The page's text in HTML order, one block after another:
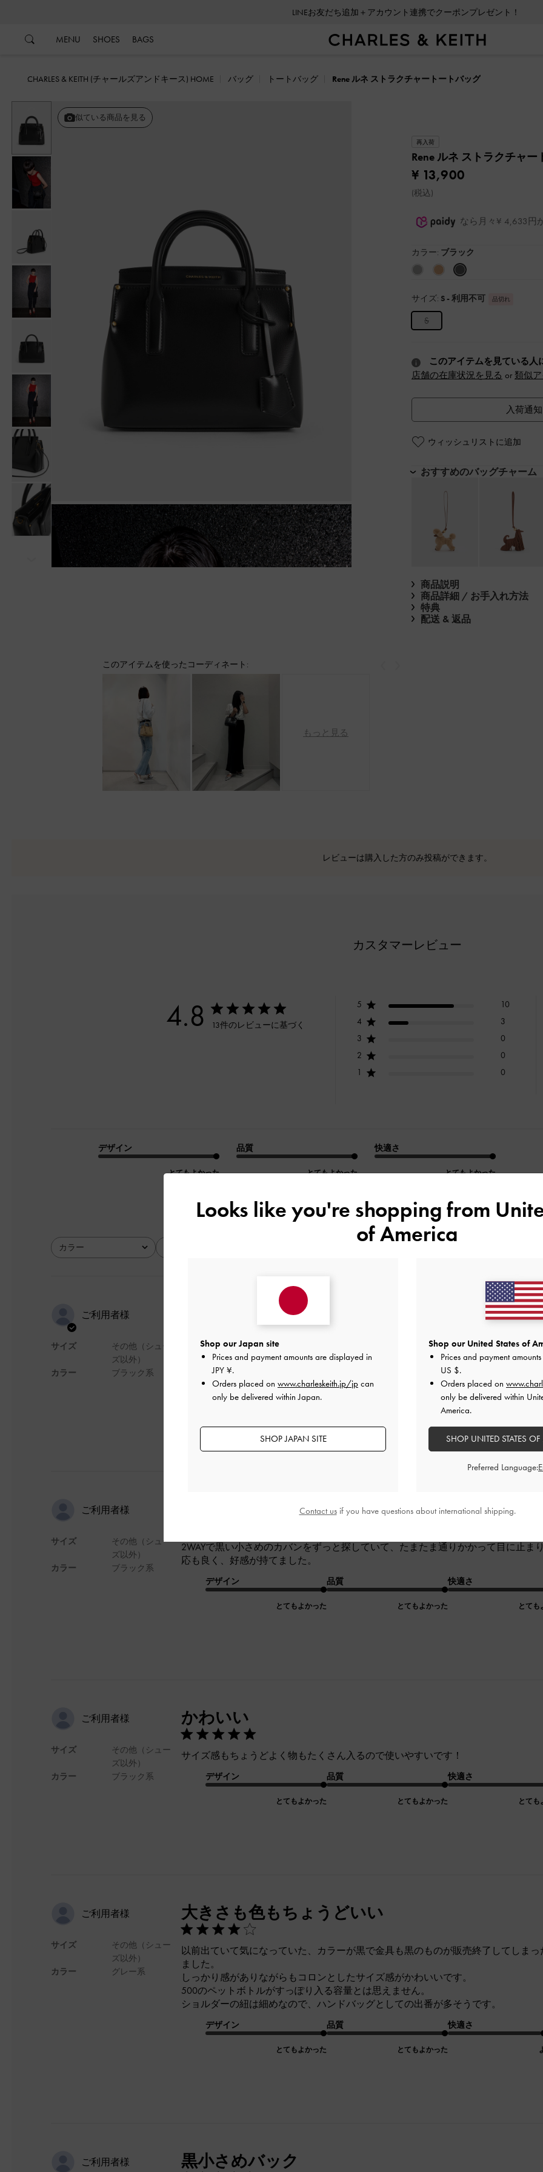
LINEお友だち追加＋アカウント連携でクーポンプレゼント！
会員登録＋ニュースレター登録で10%OFFクーポンプレゼント！
MENU SHOES BAGS
CHARLES & KEITH (チャールズアンドキース) HOME バッグ トートバッグ Rene ルネ ストラクチャートートバッグ
戻る 似ている商品を見る
再入荷
Rene ルネ ストラクチャ
¥ 13,900
(税込)
なら月々¥ 4,633円
カラー: ブラック
サイズ: S - 利用不可 品切れ
S
このアイテムを見ている人
店舗の在庫状況を見る or 類似
入荷通
ウィッシュリストに追加
おすすめのバッグチャーム
商品説明
商品詳細 / お手入れ方法
特典
配送 & 返品
このアイテムを使ったコーディネート:
もっと見る
レビューは購入した方のみ投稿ができます。
カスタマーレビュー
4.8 13件のレビューに基づく
5
10
4
3
3
0
2
0
1
0
デザイン
とてもよかった
品質
とてもよかった
快適さ
とてもよかった
カラー
全て
ご利用者様
サイズ
カラー
その他（シュー
ズ以外）
ブラック系
ちょうどいいサイズでした！
ちょうどいいサイズでした！
デザイン
とてもよかった とてもよかった
快適さ
とても
ご利用者様
サイズ
カラー
その他（シュー
ズ以外）
ブラック系
2WAYで黒い小さめのカバンをずっと探していて、たまたま通りかかって目に止ま
応も良く、好感が持てました。
デザイン
とてもよかった
品質
とてもよかった
快適さ
とても
ご利用者様
サイズ
カラー
その他（シュー
ズ以外）
ブラック系
かわいい
サイズ感もちょうどよく物もたくさん入るので使いやすいです！
デザイン
とてもよかった
品質
とてもよかった
快適さ
とても
ご利用者様
サイズ
カラー
その他（シュー
ズ以外）
グレー系
大きさも色もちょうどいい
以前出ていて気になっていた、カラーが黒で金具も黒のものが販売終了してしま
ました。
しっかり感がありながらもコロンとしたサイズ感がかわいいです。
500のペットボトルがすっぽり入る容量とは思えません。
ショルダーの紐は細めなので、ハンドバッグとしての出番が多そうです。
デザイン
とてもよかった
品質
とてもよかった
快適さ
ご利用者様 黒小さめバック
Looks like you're shopping from
of America
Shop our Japan site
Prices and payment amounts are displayed in
JPY ¥.
Orders placed on www.charleskeith.jp/jp can
only be delivered within Japan.
SHOP JAPAN SITE
Shop our United States of
Prices and payment
US $.
Orders placed on
only be delivered within
America.
SHOP UNITED STATES
Preferred Language:
Contact usif you have questions about international shipping.